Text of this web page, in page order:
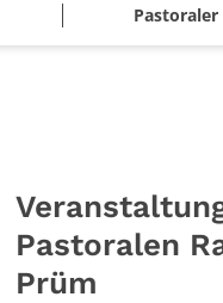
Pastoraler
Pastoralen
Prüm